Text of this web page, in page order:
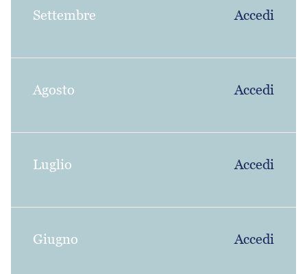
Settembre Accedi
Agosto Accedi
Luglio Accedi
Giugno Accedi